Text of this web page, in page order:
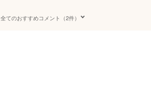
全てのおすすめコメント（2件）